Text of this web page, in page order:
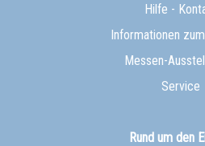
Hilfe -
Informationen
Messen-
Service
Rund um den